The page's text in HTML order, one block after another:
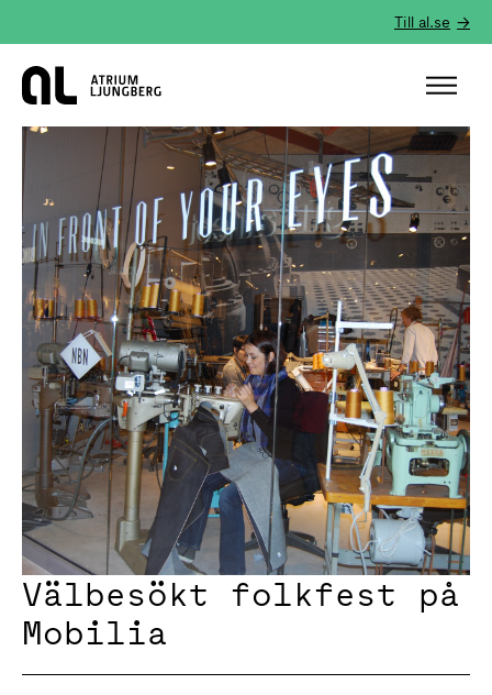
Till al.se
Hem
Välbesökt folkfest på
Mobilia